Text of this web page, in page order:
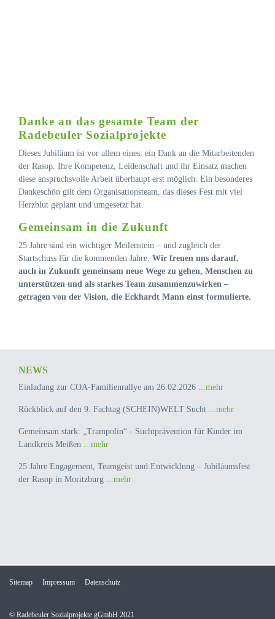
Danke an das gesamte Team der
Radebeuler Sozialprojekte
Dieses Jubiläum ist vor allem eines: ein Dank an die Mitarbeitenden
der Rasop. Ihre Kompetenz, Leidenschaft und ihr Einsatz machen
diese anspruchsvolle Arbeit überhaupt erst möglich. Ein besonderes
Dankeschön gilt dem Organisationsteam, das dieses Fest mit viel
Herzblut geplant und umgesetzt hat.
Gemeinsam in die Zukunft
25 Jahre sind ein wichtiger Meilenstein – und zugleich der
Startschuss für die kommenden Jahre. Wir freuen uns darauf,
auch in Zukunft gemeinsam neue Wege zu gehen, Menschen zu
unterstützen und als starkes Team zusammenzuwirken –
getragen von der Vision, die Eckhardt Mann einst formulierte.
NEWS
Einladung zur COA-Familienrallye am 26.02.2026 ...mehr
Rückblick auf den 9. Fachtag (SCHEIN)WELT Sucht ...mehr
Gemeinsam stark: „Trampolin“ - Suchtprävention für Kinder im
Landkreis Meißen ...mehr
25 Jahre Engagement, Teamgeist und Entwicklung – Jubiläumsfest
der Rasop in Moritzburg ...mehr
Sitemap Impressum Datenschutz
© Radebeuler Sozialprojekte gGmbH 2021